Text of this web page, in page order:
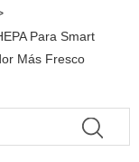
Para Smart
Más Fresco